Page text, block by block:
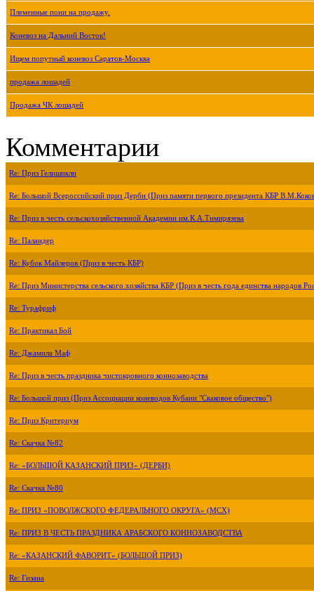
Племенные пони на продажу.
Коневоз на Дальний Восток!
Ищем попутный коневоз Саратов-Москва
продажа лошадей
Продажа ЧК лошадей
Комментарии
Re: Приз Гелишикли
Re: Большой Всероссийский приз Дерби (Приз памяти первого президента КБР
Re: Приз в честь сельскохозяйственной Академии им.К.А.Тимирязева
Re: Паландер
Re: Кубок Майлеров (Приз в честь КБР)
Re: Приз Министерства сельского хозяйства КБР (Приз в честь года единства народов
Re: Турафриф
Re: Практикал Бой
Re: Джамила Маф
Re: Приз в честь праздника чистокровного коннозаводства
Re: Большой приз (Приз Ассоциации коневодов Кубани "Скаковое общество")
Re: Приз Критериум
Re: Скачка №82
Re: «БОЛЬШОЙ КАЗАНСКИЙ ПРИЗ» (ДЕРБИ)
Re: Скачка №80
Re: ПРИЗ «ПОВОЛЖСКОГО ФЕДЕРАЛЬНОГО ОКРУГА» (МСХ)
Re: ПРИЗ В ЧЕСТЬ ПРАЗДНИКА АРАБСКОГО КОННОЗАВОДСТВА
Re: «КАЗАНСКИЙ ФАВОРИТ» (БОЛЬШОЙ ПРИЗ)
Re: Гизана